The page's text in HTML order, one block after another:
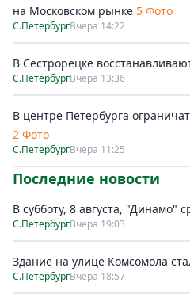
на Московском рынке 5 Фото
С.ПетербургВчера 14:22
В Сестрорецке
С.ПетербургВчера 13:36
В центре Петербурга
2 Фото
С.ПетербургВчера 11:25
Последние новости
В субботу, 8 августа, "Динамо"
С.ПетербургВчера 19:03
Здание на улице Комсомола
С.ПетербургВчера 18:57